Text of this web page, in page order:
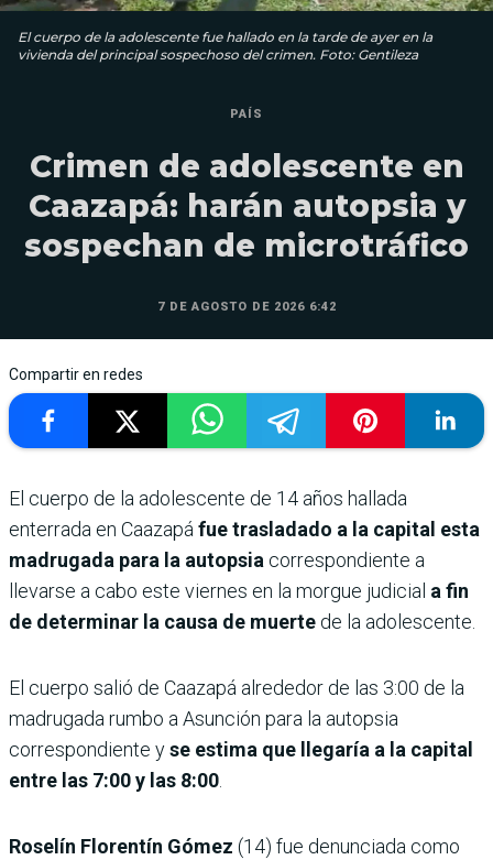
El cuerpo de la adolescente fue hallado en la tarde de ayer en la
vivienda del principal sospechoso del crimen. Foto: Gentileza
PAÍS
Crimen de adolescente en
Caazapá: harán autopsia y
sospechan de microtráfico
7 DE AGOSTO DE 2026 6:42
Compartir en redes
El cuerpo de la adolescente de 14 años hallada
enterrada en Caazapá fue trasladado a la capital esta
madrugada para la autopsia correspondiente a
llevarse a cabo este viernes en la morgue judicial a fin
de determinar la causa de muerte de la adolescente.
El cuerpo salió de Caazapá alrededor de las 3:00 de la
madrugada rumbo a Asunción para la autopsia
correspondiente yse estima que llegaría a la capital
entre las 7:00 y las 8:00
Roselín Florentín Gómez (14) fue denunciada como